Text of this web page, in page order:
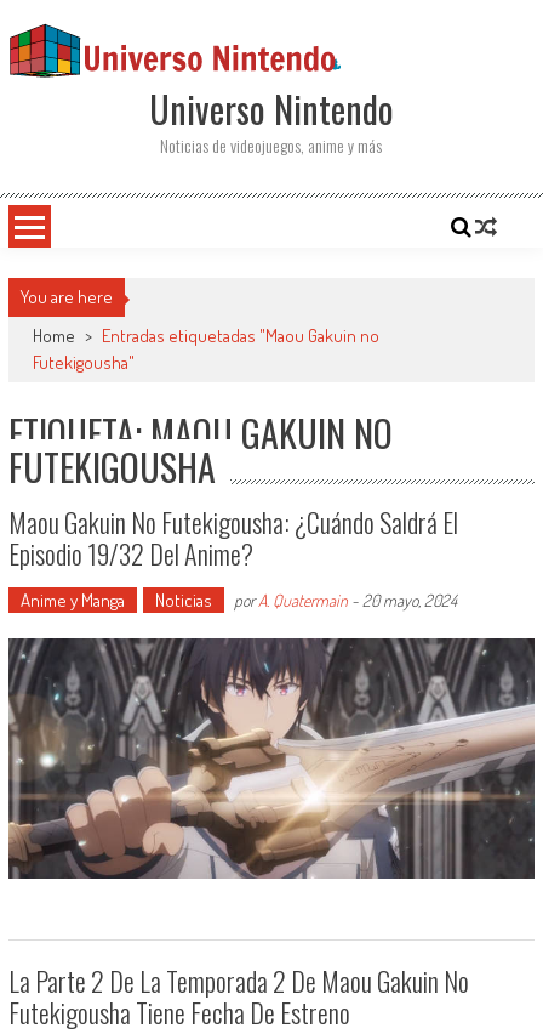
Universo Nintendo
Noticias de videojuegos, anime y más
You are here
Home > Entradas etiquetadas "Maou Gakuin no
Futekigousha"
ETIQUETA: MAOU GAKUIN NO
FUTEKIGOUSHA
Maou Gakuin No Futekigousha: ¿Cuándo Saldrá El
Episodio 19/32 Del Anime?
Anime y Manga Noticias porA. Quatermain- 20 mayo, 2024
La Parte 2 De La Temporada 2 De Maou Gakuin No
Futekigousha Tiene Fecha De Estreno